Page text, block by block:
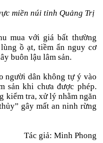
miền núi tỉnh Quảng Trị
mua với giá bất thường
ồ ạt, tiềm ẩn nguy cơ
buôn lậu lâm sản.
người dân không tự ý vào
sản khi chưa được phép.
kiểm tra, xử lý nhằm ngăn
gây mất an ninh rừng
Tác giả: Minh Phong